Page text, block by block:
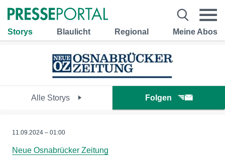
Storys Blaulicht Regional Meine Abos
Alle Storys Folgen
11.09.2024 – 01:00
Neue Osnabrücker Zeitung